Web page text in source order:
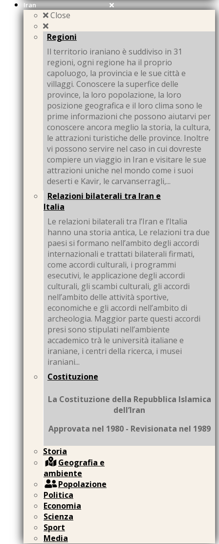
Iran
Close
Regioni
Il territorio iraniano è suddiviso in 31
regioni, ogni regione ha il proprio
capoluogo, la provincia e le sue città e
villaggi. Conoscere la superfice delle
province, la loro popolazione, la loro
posizione geografica e il loro clima sono le
prime informazioni che possono aiutarvi per
conoscere ancora meglio la storia, la cultura,
le attrazioni turistiche delle province. Inoltre
vi possono servire nel caso in cui dovreste
compiere un viaggio in Iran e visitare le sue
attrazioni uniche nel mondo come i suoi
deserti e Kavir, le carvanserragli,...
Relazioni bilaterali tra Iran e
Italia
Le relazioni bilaterali tra l’Iran e l’Italia
hanno una storia antica, Le relazioni tra due
paesi si formano nell’ambito degli accordi
internazionali e trattati bilaterali firmati,
come accordi culturali, i programmi
esecutivi, le applicazione degli accordi
culturali, gli scambi culturali, gli accordi
nell’ambito delle attività sportive,
economiche e gli accordi nell’ambito di
archeologia. Maggior parte questi accordi
presi sono stipulati nell’ambiente
accademico trà le università italiane e
iraniane, i centri della ricerca, i musei
iraniani...
Costituzione
La Costituzione della Repubblica Islamica
dell’Iran
Approvata nel 1980 - Revisionata nel 1989
Storia
Geografia e
ambiente
Popolazione
Politica
Economia
Scienza
Sport
Media